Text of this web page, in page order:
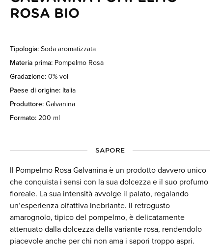
ROSA BIO
Tipologia:Soda aromatizzata
Materia prima: Pompelmo Rosa
Gradazione:0% vol
Paese di origine: Italia
Produttore:Galvanina
Formato:200 ml
SAPORE
Il Pompelmo Rosa Galvanina è un prodotto davvero unico
che conquista i sensi con la sua dolcezza e il suo profumo
floreale. La sua intensità avvolge il palato, regalando
un’esperienza olfattiva inebriante. Il retrogusto
amarognolo, tipico del pompelmo, è delicatamente
attenuato dalla dolcezza della variante rosa, rendendolo
piacevole anche per chi non ama i sapori troppo aspri.